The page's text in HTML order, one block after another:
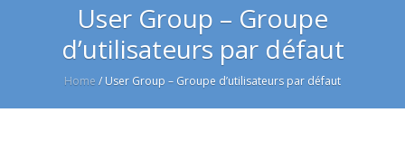
User Group – Groupe
d’utilisateurs par défaut
Home / User Group – Groupe d’utilisateurs par défaut